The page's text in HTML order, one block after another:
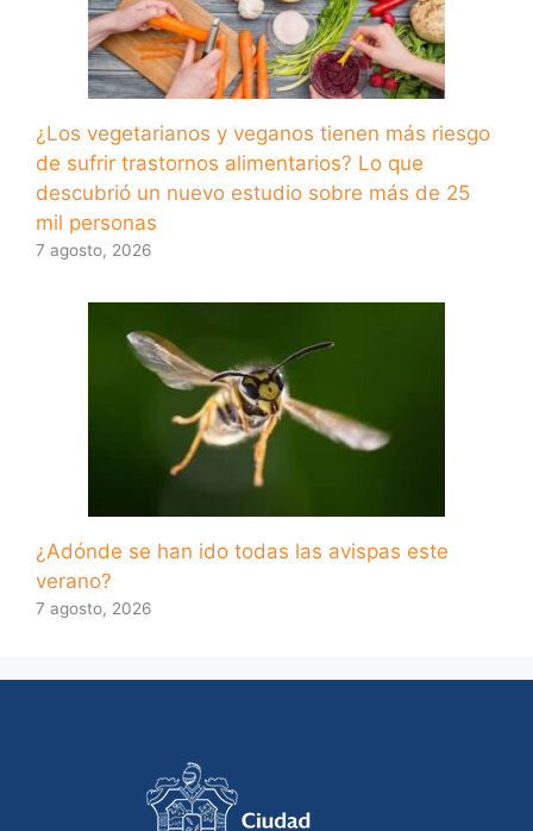
¿Los vegetarianos y veganos tienen más riesgo
de sufrir trastornos alimentarios? Lo que
descubrió un nuevo estudio sobre más de 25
mil personas
7 agosto, 2026
¿Adónde se han ido todas las avispas este
verano?
7 agosto, 2026